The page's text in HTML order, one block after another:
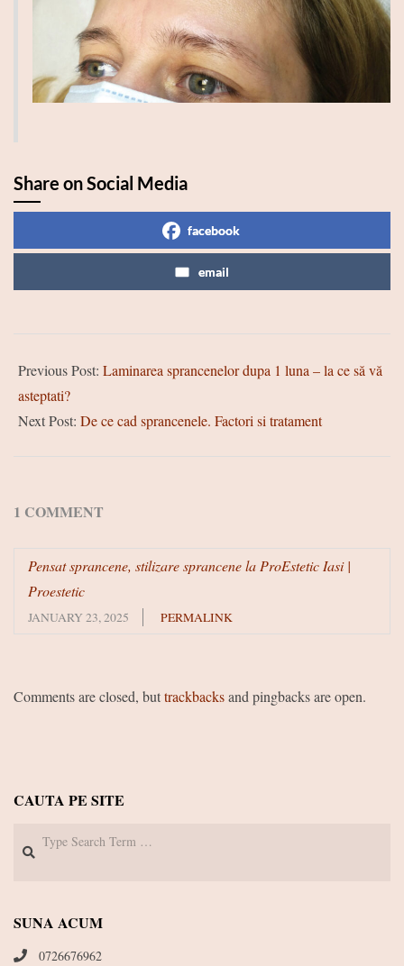
Share on Social Media
facebook
email
01-
23
Previous Post: Laminarea sprancenelor dupa 1 luna – la ce să vă
asteptati?
Next Post: De ce cad sprancenele. Factori si tratament
1 COMMENT
Pensat sprancene, stilizare sprancene la ProEstetic Iasi |
Proestetic
JANUARY 23, 2025 PERMALINK
Comments are closed, buttrackbacksand pingbacks are open.
CAUTA PE SITE
SUNA ACUM
0726676962